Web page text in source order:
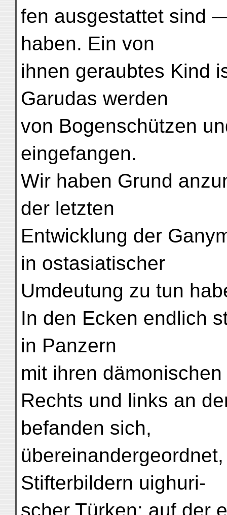
fen ausgestattet sind
haben. Ein von
ihnen geraubtes Kind
Garudas werden
von Bogenschützen
eingefangen.
Wir haben Grund
der letzten
Entwicklung der
in ostasiatischer
Umdeutung zu tun
In den Ecken endlich
in Panzern
mit ihren
Rechts und links an
befanden sich,
Stifterbildern uighuri-
scher Türken; auf der